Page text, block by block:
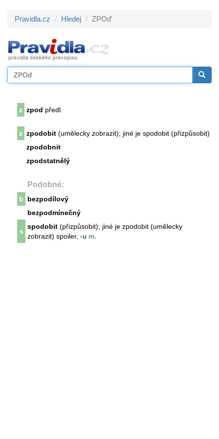
Pravidla.cz Hledej ZPOď
z zpod předl.
z zpodobit (umělecky zobrazit); jiné je spodobit (přizpůsobit)
zpodobnit
zpodstatnělý
Podobné:
b
bezpodílový
bezpodmínečný
s
spodobit (přizpůsobit); jiné je zpodobit (umělecky
zobrazit) spoiler, -u m.